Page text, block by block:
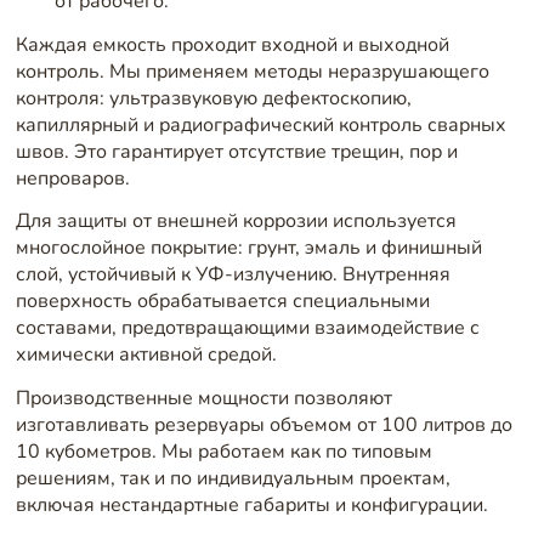
Каждая емкость проходит входной и выходной
контроль. Мы применяем методы неразрушающего
контроля: ультразвуковую дефектоскопию,
капиллярный и радиографический контроль сварных
швов. Это гарантирует отсутствие трещин, пор и
непроваров.
Для защиты от внешней коррозии используется
многослойное покрытие: грунт, эмаль и финишный
слой, устойчивый к УФ-излучению. Внутренняя
поверхность обрабатывается специальными
составами, предотвращающими взаимодействие с
химически активной средой.
Производственные мощности позволяют
изготавливать резервуары объемом от 100 литров до
10 кубометров. Мы работаем как по типовым
решениям, так и по индивидуальным проектам,
включая нестандартные габариты и конфигурации.